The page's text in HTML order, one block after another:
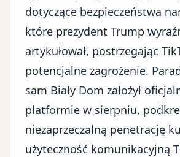
dotyczące bezpieczeństwa
które prezydent Trump
artykułował, postrzegając
potencjalne zagrożenie.
sam Biały Dom założył
platformie w sierpniu,
niezaprzeczalną penetrację
użyteczność komunikacyjną